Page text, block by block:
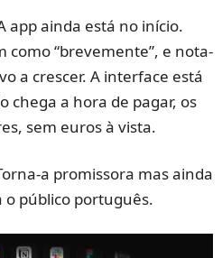
app ainda está no início.
como “brevemente”, e nota-
a crescer. A interface está
chega a hora de pagar, os
sem euros à vista.
a promissora mas ainda
o público português.